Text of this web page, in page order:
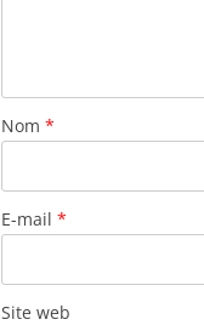
Nom *
E-mail *
Site web